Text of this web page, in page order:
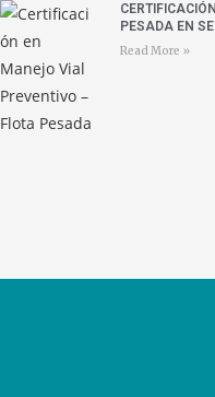
PESADA EN
Read More »